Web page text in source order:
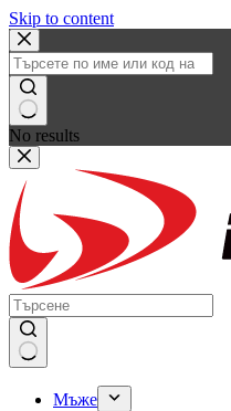
Skip to content
No results
Мъже